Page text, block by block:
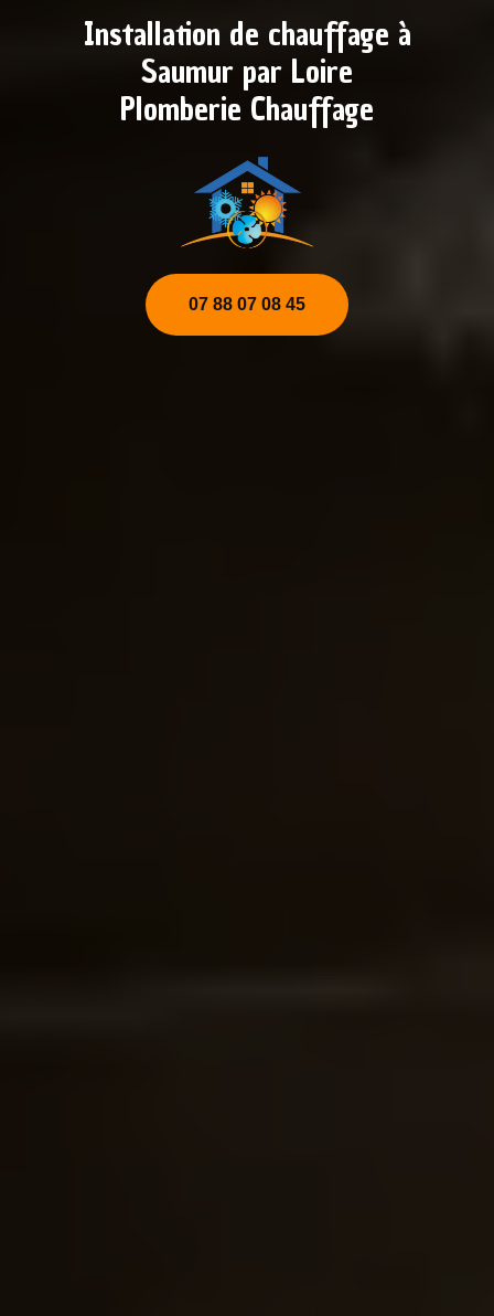
Installation de chauffage à
Saumur par Loire
Plomberie Chauffage
07 88 07 08 45